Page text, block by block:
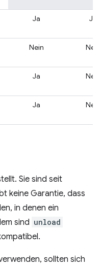
Ja Ja
Nein Nein
Ja Nein
Ja Nein
Sie sind seit
keine Garantie, dass
in denen ein
sind unload
sollten sich